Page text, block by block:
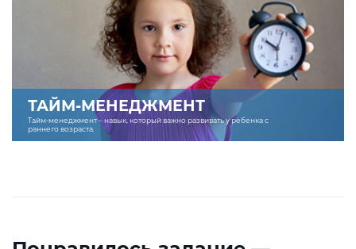
ТАЙМ-МЕНЕДЖМЕНТ
Тайм-менеджмент – навык, который важно развивать у ребенка с
раннего возраста.